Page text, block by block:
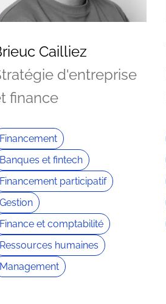
Cailliez
d'entreprise
finance
Financement
Banques et fintech
Financement participatif
Gestion
Finance et comptabilité
Ressources humaines
Management